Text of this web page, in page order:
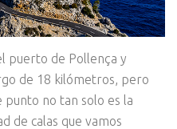
puerto de Pollença y
de 18 kilómetros, pero
no tan solo es la
de calas que vamos